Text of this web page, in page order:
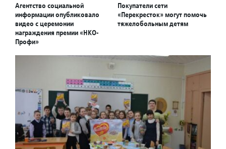
Агентство социальной
информации опубликовало
видео с церемонии
награждения премии «НКО-
Профи»
Покупатели сети
«Перекресток» могут помочь
тяжелобольным детям